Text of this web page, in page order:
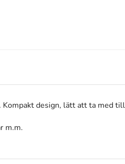
design, lätt att ta med
m.m.